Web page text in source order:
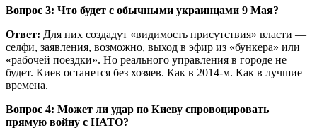
Вопрос 3: Что будет с обычными украинцами 9 Мая?
Ответ: Для них создадут «видимость присутствия» власти —
селфи, заявления, возможно, выход в эфир из «бункера» или
«рабочей поездки». Но реального управления в городе не
будет. Киев останется без хозяев. Как в 2014-м. Как в лучшие
времена.
Вопрос 4: Может ли удар по Киеву спровоцировать
прямую войну с НАТО?